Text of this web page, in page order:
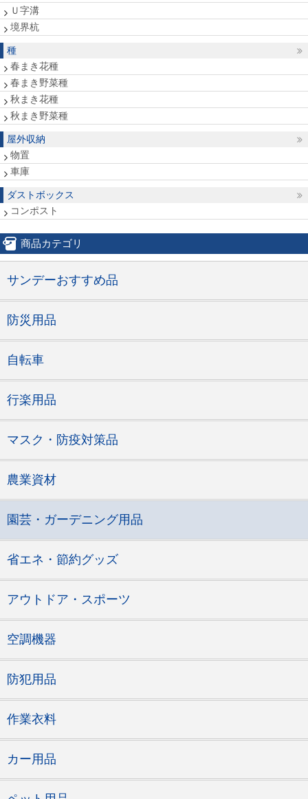
Ｕ字溝
境界杭
種
春まき花種
春まき野菜種
秋まき花種
秋まき野菜種
屋外収納
物置
車庫
ダストボックス
コンポスト
商品カテゴリ
サンデーおすすめ品
防災用品
自転車
行楽用品
マスク・防疫対策品
農業資材
園芸・ガーデニング用品
省エネ・節約グッズ
アウトドア・スポーツ
空調機器
防犯用品
作業衣料
カー用品